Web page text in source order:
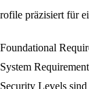
präzisiert für
Levels